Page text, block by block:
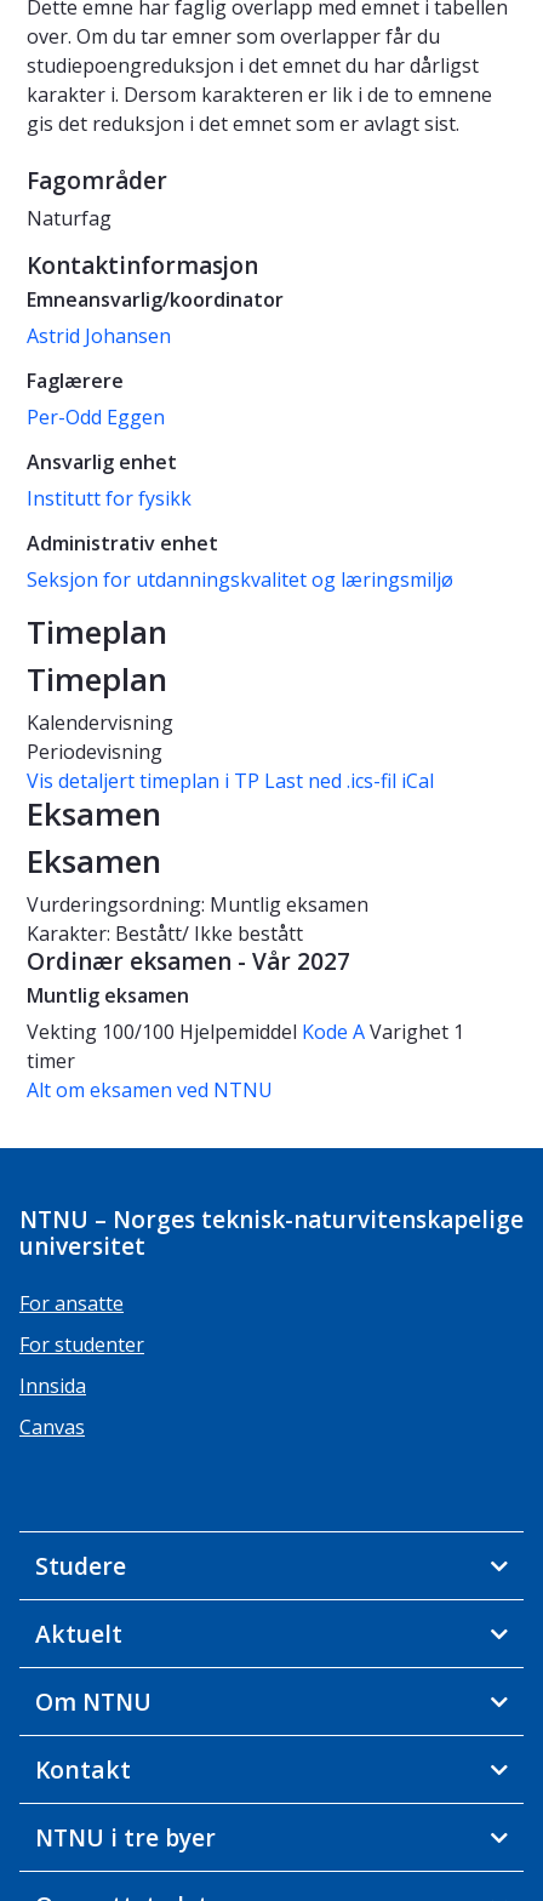
Dette emne har faglig overlapp med emnet i tabellen
over. Om du tar emner som overlapper får du
studiepoengreduksjon i det emnet du har dårligst
karakter i. Dersom karakteren er lik i de to emnene
gis det reduksjon i det emnet som er avlagt sist.
Fagområder
Naturfag
Kontaktinformasjon
Emneansvarlig/koordinator
Astrid Johansen
Faglærere
Per-Odd Eggen
Ansvarlig enhet
Institutt for fysikk
Administrativ enhet
Seksjon for utdanningskvalitet og læringsmiljø
Timeplan
Timeplan
Kalendervisning
Periodevisning
Vis detaljert timeplan i TP Last ned .ics-fil iCal
Eksamen
Eksamen
Vurderingsordning: Muntlig eksamen
Karakter: Bestått/ Ikke bestått
Ordinær eksamen - Vår 2027
Muntlig eksamen
Vekting 100/100 Hjelpemiddel Kode AVarighet 1
timer
Alt om eksamen ved NTNU
NTNU – Norges teknisk-naturvitenskapelige
universitet
For ansatte
For studenter
Innsida
Canvas
Studere
Aktuelt
Om NTNU
Kontakt
NTNU i tre byer